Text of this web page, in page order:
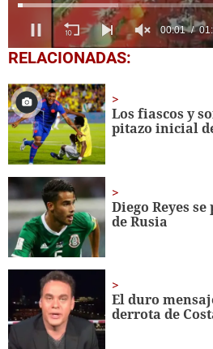
0
seconds
1
minute,
18
seconds
RELACIONADAS:
Los fiascos y
pitazo inicial
Diego Reyes
de Rusia
El duro
derrota de